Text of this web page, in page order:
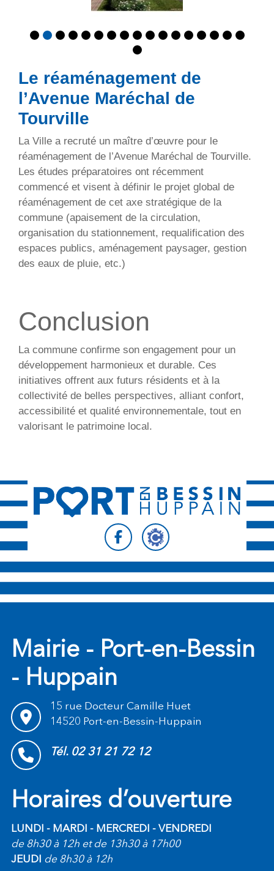
Le réaménagement de
l’Avenue Maréchal de
Tourville
La Ville a recruté un maître d’œuvre pour le
réaménagement de l’Avenue Maréchal de Tourville.
Les études préparatoires ont récemment
commencé et visent à définir le projet global de
réaménagement de cet axe stratégique de la
commune (apaisement de la circulation,
organisation du stationnement, requalification des
espaces publics, aménagement paysager, gestion
des eaux de pluie, etc.)
Conclusion
La commune confirme son engagement pour un
développement harmonieux et durable. Ces
initiatives offrent aux futurs résidents et à la
collectivité de belles perspectives, alliant confort,
accessibilité et qualité environnementale, tout en
valorisant le patrimoine local.
Suivez-nous sur
Suivez-nous sur
Mairie - Port-en-Bessin
- Huppain
15 rue Docteur Camille Huet
14520 Port-en-Bessin-Huppain
Tél. 02 31 21 72 12
Horaires d’ouverture
LUNDI - MARDI - MERCREDI - VENDREDI
de 8h30 à 12h et de 13h30 à 17h00
JEUDI de 8h30 à 12h